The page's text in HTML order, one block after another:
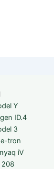
Y
ID.4
3
tron
iV
208